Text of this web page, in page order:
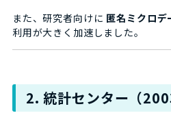
また、研究者向けに 匿名ミクロデ
利用が大きく加速しました。
2. 統計センター（